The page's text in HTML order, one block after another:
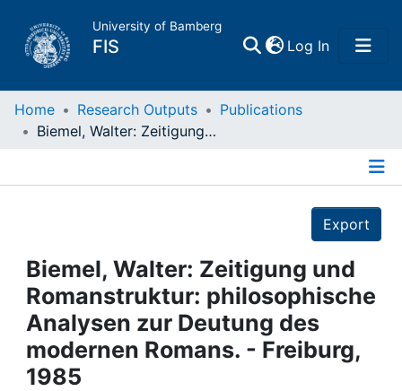
University of Bamberg
FIS Log In(current)
Home
Projects
People
Institutions
Home Research Outputs
Publications
Biemel, Walter: Zeitigung und Romanstruktur: philosophische Analysen zur Deutung des modernen Romans. - Freiburg, 1985
Export
Biemel, Walter: Zeitigung und
Romanstruktur: philosophische
Analysen zur Deutung des
modernen Romans. - Freiburg,
1985